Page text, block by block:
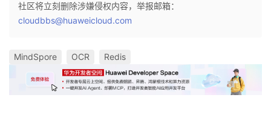
社区将立刻删除涉嫌侵权内容，举报邮箱：
cloudbbs@huaweicloud.com
MindSpore OCR Redis